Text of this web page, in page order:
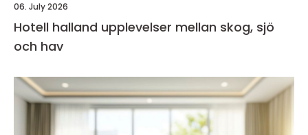
06. July 2026
Hotell halland upplevelser mellan skog, sjö
och hav